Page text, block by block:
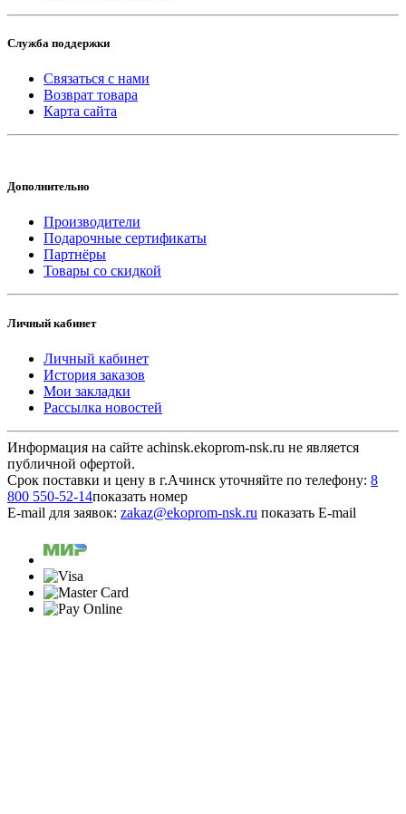
Служба поддержки
Связаться с нами
Возврат товара
Карта сайта
Дополнительно
Производители
Подарочные сертификаты
Партнёры
Товары со скидкой
Личный кабинет
Личный кабинет
История заказов
Мои закладки
Рассылка новостей
Информация на сайте achinsk.ekoprom-nsk.ru не является
публичной офертой.
Срок поставки и цену в г.Ачинск уточняйте по телефону: 8
800 550-52-14показать номер
E-mail для заявок: zakaz@ekoprom-nsk.ru показать E-mail